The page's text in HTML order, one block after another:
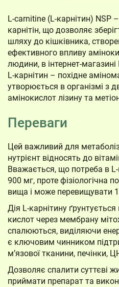
L-carnitine (L-карнітин) NSP
карнітін, що дозволяє
шляху до кішківника,
ефективного впливу
людини, в інтернет-
L-карнітин – похідне
утворюється в організмі з
амінокислот лізину та
Переваги
Цей важливий для
нутрієнт відносять до
Вважається, що потреба в L-
900 мг, проте фізіологічна
вища і може перевищувати
Дія L-карнітину
кислот через мембрану
спалюються, виділяючи
є ключовим чинником
м’язової тканини, печінки,
Дозволяє спалити суттєві
приймати препарат та